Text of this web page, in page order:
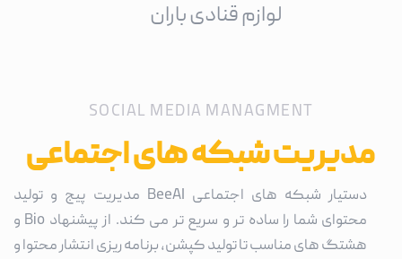
لوازم قنادی باران
SOCIAL MEDIA MANAGMENT
مدیریت شبکه های اجتماعی
دستیار شبکه های اجتماعی BeeAI مدیریت پیج و تولید
محتوای شما را ساده تر و سریع تر می کند. از پیشنهاد Bio و
هشتگ های مناسب تا تولید کپشن، برنامه ریزی انتشار محتوا و